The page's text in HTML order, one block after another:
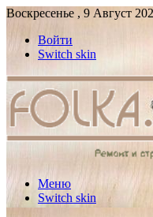
Воскресенье , 9 Август
Войти
Switch skin
Меню
Switch skin